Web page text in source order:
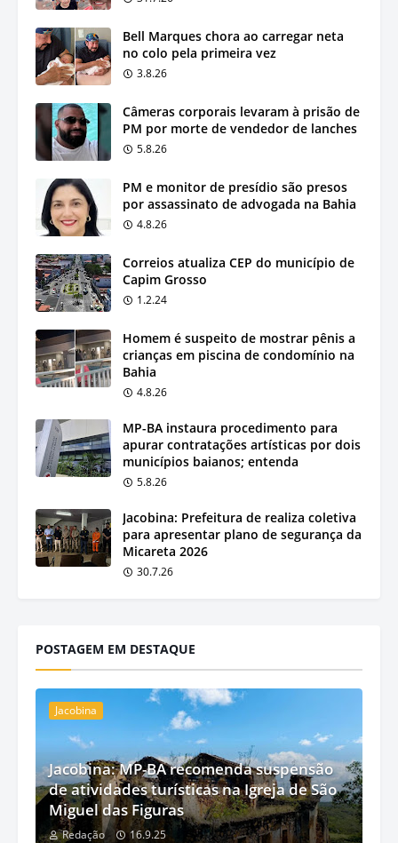
Bell Marques chora ao carregar neta
no colo pela primeira vez
3.8.26
Câmeras corporais levaram à prisão de
PM por morte de vendedor de lanches
5.8.26
PM e monitor de presídio são presos
por assassinato de advogada na Bahia
4.8.26
Correios atualiza CEP do município de
Capim Grosso
1.2.24
Homem é suspeito de mostrar pênis a
crianças em piscina de condomínio na
Bahia
4.8.26
MP-BA instaura procedimento para
apurar contratações artísticas por dois
municípios baianos; entenda
5.8.26
Jacobina: Prefeitura de realiza coletiva
para apresentar plano de segurança da
Micareta 2026
30.7.26
POSTAGEM EM DESTAQUE
Jacobina
Jacobina: MP-BA recomenda suspensão
de atividades turísticas na Igreja de São
Miguel das Figuras
Redação 16.9.25